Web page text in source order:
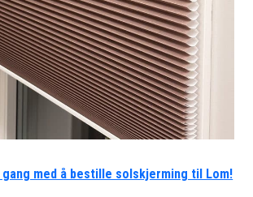
gang med å bestille solskjerming til Lom!